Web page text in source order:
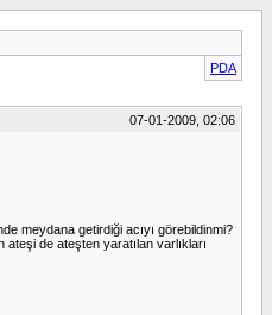
PDA
07-01-2009, 02:06
meydana getirdiği acıyı görebildinmi?
de ateşten yaratılan varlıkları